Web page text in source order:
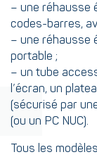
– une réhausse
codes-barres,
– une réhausse
portable ;
– un tube
l’écran, un
(sécurisé par
(ou un PC NUC).
Tous les